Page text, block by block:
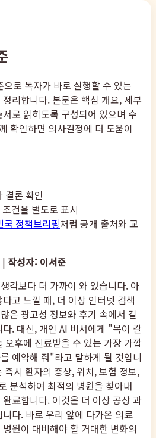
로 독자가 바로 실행할 수 있는
리합니다. 본문은 핵심 개요, 세부
로 읽히도록 구성되어 있으며 수
확인하면 의사결정에 더 도움이
결론 확인
건을 별도로 표시
국 정책브리핑처럼 공개 출처와 교
| 작성자: 이서준
각보다 더 가까이 와 있습니다. 아
고 느낄 때, 더 이상 인터넷 검색
은 광고성 정보와 후기 속에서 길
. 대신, 개인 AI 비서에게 "목이 칼
오후에 진료받을 수 있는 가장 가깝
예약해 줘"라고 말하게 될 것입니
즉시 환자의 증상, 위치, 보험 정보,
분석하여 최적의 병원을 찾아내
료합니다. 이것은 더 이상 공상 과
다. 바로 우리 앞에 다가온 의료
원이 대비해야 할 거대한 변화의